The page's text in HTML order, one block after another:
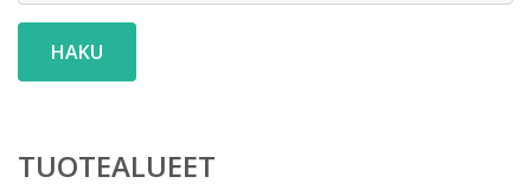
HAKU
TUOTEALUEET